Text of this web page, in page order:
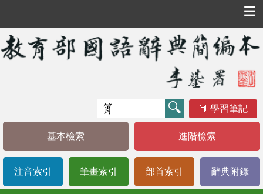
☰
學習筆記
基本檢索 進階檢索
注音索引 筆畫索引 部首索引 辭典附錄